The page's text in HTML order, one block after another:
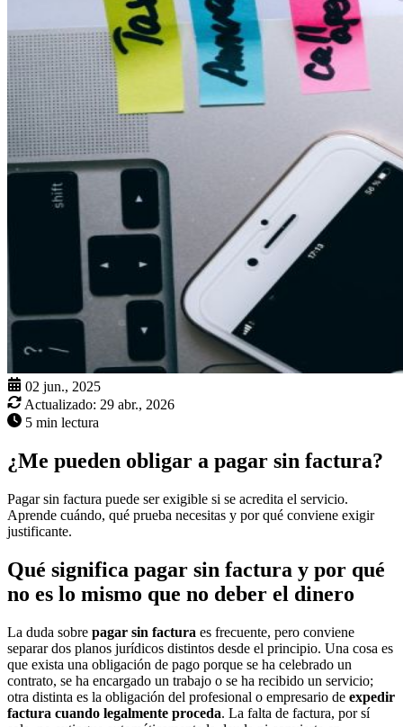
02 jun., 2025
Actualizado: 29 abr., 2026
5 min lectura
¿Me pueden obligar a pagar sin factura?
Pagar sin factura puede ser exigible si se acredita el servicio.
Aprende cuándo, qué prueba necesitas y por qué conviene exigir
justificante.
Qué significa pagar sin factura y por qué
no es lo mismo que no deber el dinero
La duda sobre pagar sin factura es frecuente, pero conviene
separar dos planos jurídicos distintos desde el principio. Una cosa es
que exista una obligación de pago porque se ha celebrado un
contrato, se ha encargado un trabajo o se ha recibido un servicio;
otra distinta es la obligación del profesional o empresario de expedir
factura cuando legalmente proceda. La falta de factura, por sí